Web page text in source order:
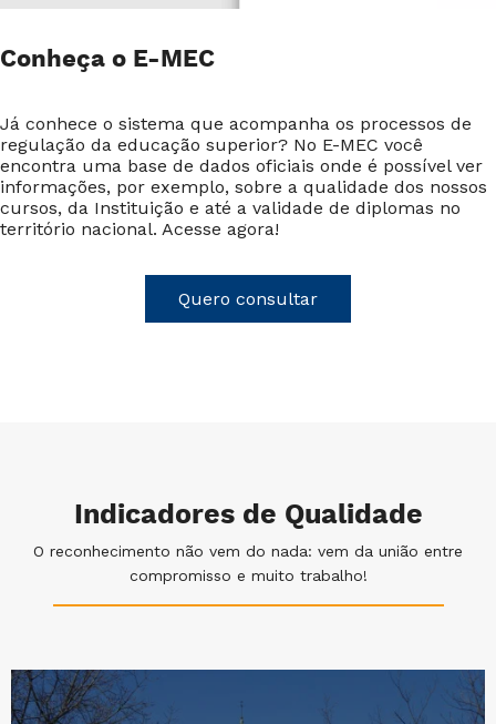
Conheça o E-MEC
Já conhece o sistema que acompanha os processos de
regulação da educação superior? No E-MEC você
encontra uma base de dados oficiais onde é possível ver
informações, por exemplo, sobre a qualidade dos nossos
cursos, da Instituição e até a validade de diplomas no
território nacional. Acesse agora!
Quero consultar
Indicadores de Qualidade
O reconhecimento não vem do nada: vem da união entre
compromisso e muito trabalho!